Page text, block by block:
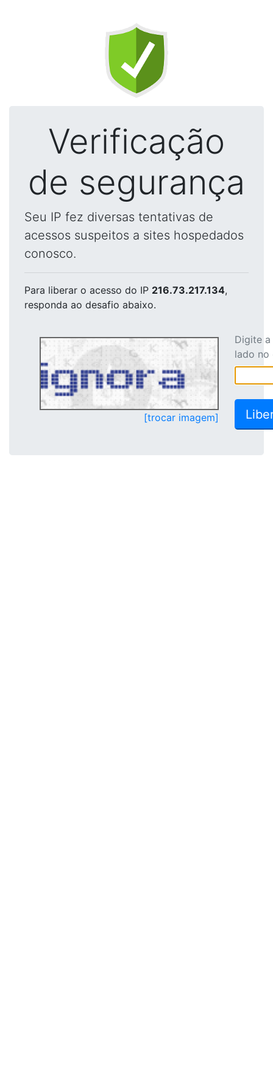
Verificação
de segurança
Seu IP fez diversas tentativas de
acessos suspeitos a sites hospedados
conosco.
Para liberar o acesso do IP 216.73.217.134,
responda ao desafio abaixo.
[trocar imagem]
Digite
lado no